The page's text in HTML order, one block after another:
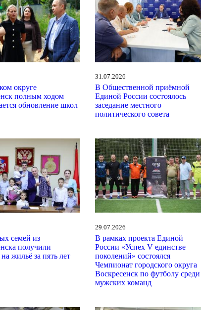
округе
полным ходом
обновление школ
31.07.2026
В Общественной приёмной
Единой России состоялось
заседание местного
политического совета
семей из
получили
жильё за пять лет
29.07.2026
В рамках проекта Единой
России «Успех V единстве
поколений» состоялся
Чемпионат городского округа
Воскресенск по футболу среди
мужских команд